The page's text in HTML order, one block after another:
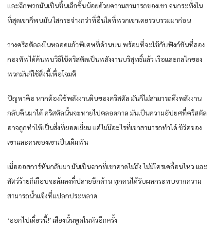
และฉีกพวกมันเป็นชิ้นเล็กชิ้นน้อยด้วยความสามารถของเขา จนกระทั่งใน
ที่สุดเขาก็พบมัน ใสกระจ่างกว่าที่อื่นใดที่พวกเขาเคยรวบรวมมาก่อน
วางคริสตัลลงในหลอดแก้วพิเศษที่ด้านบน พร้อมที่จะใช้กับฟังก์ชันที่สอง
กองทัพได้ค้นพบวิธีใช้คริสตัลเป็นพลังงานบริสุทธิ์แล้ว เรือและกลไกของ
พวกมันก็ใช้สิ่งนี้เพื่อโจมตี
ปัญหาคือ หากต้องใช้พลังงานดิบของคริสตัล มันก็ไม่สามารถดึงพลังงาน
กลับคืนมาได้ คริสตัลนั้นจะหายไปตลอดกาล มันเป็นความอัปยศที่คริสตัล
อาจถูกทำให้เป็นสิ่งที่ยอดเยี่ยม แต่ไม่มีอะไรที่เขาสามารถทำได้ ชีวิตของ
เขาและคนของเขาเป็นเดิมพัน
เมื่อออสการ์หันกลับมา มันเป็นฉากที่เขาคาดไม่ถึง ไม่มีใครเคลื่อนไหว และ
สัตว์ร้ายก็เกือบจะล้มลงที่ปลายอีกด้าน ทุกคนได้รับผลกระทบจากความ
สามารถน้ำแข็งที่แปลกประหลาด
‘ออกไปเดี๋ยวนี้!’ เสียงนั้นพูดในหัวอีกครั้ง